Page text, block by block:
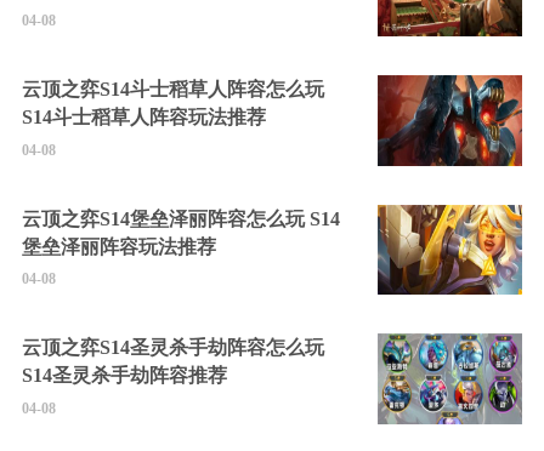
04-08
云顶之弈S14斗士稻草人阵容怎么玩
S14斗士稻草人阵容玩法推荐
04-08
云顶之弈S14堡垒泽丽阵容怎么玩 S14
堡垒泽丽阵容玩法推荐
04-08
云顶之弈S14圣灵杀手劫阵容怎么玩
S14圣灵杀手劫阵容推荐
04-08